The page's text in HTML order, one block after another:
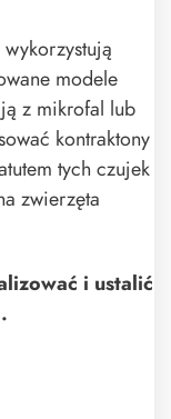
modele
z mikrofal lub
kontraktony
tych czujek
zwierzęta
i ustalić